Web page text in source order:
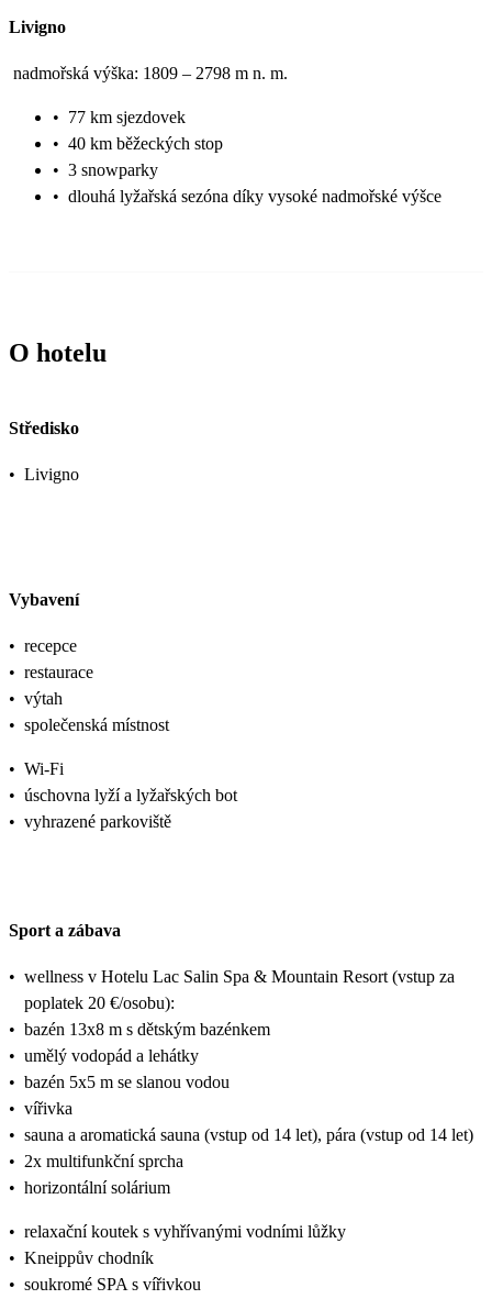
Livigno
nadmořská výška: 1809 – 2798 m n. m.
• 77 km sjezdovek
• 40 km běžeckých stop
• 3 snowparky
• dlouhá lyžařská sezóna díky vysoké nadmořské výšce
O hotelu
Středisko
• Livigno
Vybavení
• recepce
• restaurace
• výtah
• společenská místnost
• Wi-Fi
• úschovna lyží a lyžařských bot
• vyhrazené parkoviště
Sport a zábava
• wellness v Hotelu Lac Salin Spa & Mountain Resort (vstup za
poplatek 20 €/osobu):
• bazén 13x8 m s dětským bazénkem
• umělý vodopád a lehátky
• bazén 5x5 m se slanou vodou
• vířivka
• sauna a aromatická sauna (vstup od 14 let), pára (vstup od 14 let)
• 2x multifunkční sprcha
• horizontální solárium
• relaxační koutek s vyhřívanými vodními lůžky
• Kneippův chodník
• soukromé SPA s vířivkou